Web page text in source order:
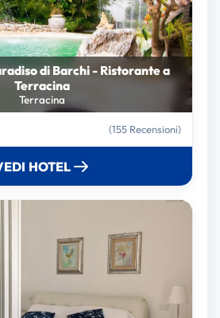
di Barchi - Ristorante a
Terracina
Terracina
(155 Recensioni)
HOTEL